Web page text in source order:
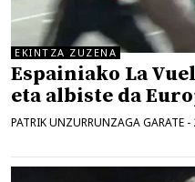
EKINTZA ZUZENA
Espainiako La
eta albiste da
PATRIK UNZURRUNZAGA GARATE -